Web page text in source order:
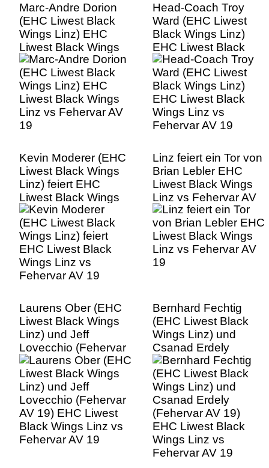
Marc-Andre Dorion
(EHC Liwest Black
Wings Linz) EHC
Liwest Black Wings
Linz vs Fehervar AV
19
Head-Coach Troy
Ward (EHC Liwest
Black Wings Linz)
EHC Liwest Black
Wings Linz vs
Fehervar AV 19
Kevin Moderer (EHC
Liwest Black Wings
Linz) feiert EHC
Liwest Black Wings
Linz vs Fehervar AV
19
Linz feiert ein Tor von
Brian Lebler EHC
Liwest Black Wings
Linz vs Fehervar AV
19
Laurens Ober (EHC
Liwest Black Wings
Linz) und Jeff
Lovecchio (Fehervar
AV 19) EHC Liwest
Black Wings Linz vs
Fehervar AV 19
Bernhard Fechtig
(EHC Liwest Black
Wings Linz) und
Csanad Erdely
(Fehervar AV 19)
EHC Liwest Black
Wings Linz vs
Fehervar AV 19